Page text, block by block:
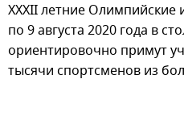
XXXII летние Олимпийские
по 9 августа 2020 года в
ориентировочно примут
тысячи спортсменов из